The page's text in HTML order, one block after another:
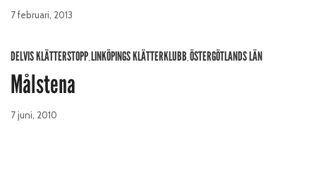
7 februari, 2013
DELVIS KLÄTTERSTOPP,LINKÖPINGS KLÄTTERKLUBB,ÖSTERGÖTLANDS LÄN
Målstena
7 juni, 2010